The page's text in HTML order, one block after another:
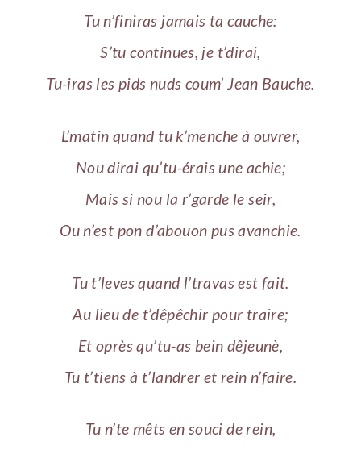
Tu n’finiras jamais ta cauche:
S’tu continues, je t’dirai,
Tu-iras les pids nuds coum’ Jean Bauche.
L’matin quand tu k’menche à ouvrer,
Nou dirai qu’tu-érais une achie;
Mais si nou la r’garde le seir,
Ou n’est pon d’abouon pus avanchie.
Tu t’leves quand l’travas est fait.
Au lieu de t’dêpêchir pour traire;
Et oprès qu’tu-as bein dêjeunè,
Tu t’tiens à t’landrer et rein n’faire.
Tu n’te mêts en souci de rein,